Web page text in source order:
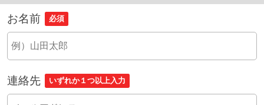
お名前 必須
連絡先 いずれか１つ以上入力